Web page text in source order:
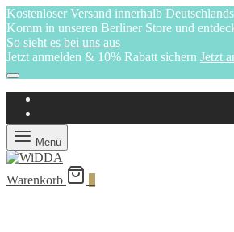
Kostenloser Versand innerhalb
Komm in unseren Berliner Store und
So sieht es bei uns aus
Jetzt anmelden & 10% Rabatt sichern Jetzt
Menü
Warenkorb